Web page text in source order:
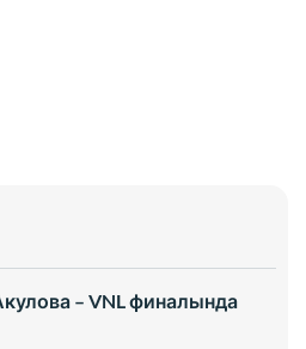
– VNL финалында